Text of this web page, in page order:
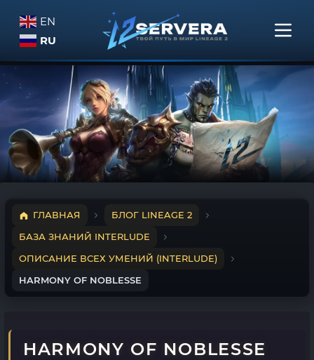
EN
RU
ГЛАВНАЯ
БЛОГ LINEAGE 2
БАЗА ЗНАНИЙ INTERLUDE
ОПИСАНИЕ ВСЕХ УМЕНИЙ (INTERLUDE)
HARMONY OF NOBLESSE
HARMONY OF NOBLESSE